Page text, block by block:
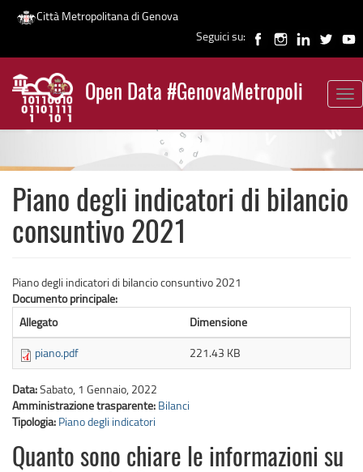
Salta
contenuto
principale
Città Metropolitana di Genova
Seguici su:
Open Data #GenovaMetropoli
News
Piano degli indicatori di bilancio
consuntivo 2021
Piano degli indicatori di bilancio consuntivo 2021
Documento principale:
Allegato
Dimensione
piano.pdf
221.43 KB
Data:Sabato, 1 Gennaio, 2022
Amministrazione trasparente: Bilanci
Tipologia: Piano degli indicatori
Quanto sono chiare le informazioni su